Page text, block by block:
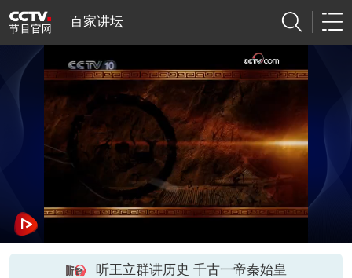
百家讲坛
听王立群讲历史 千古一帝秦始皇